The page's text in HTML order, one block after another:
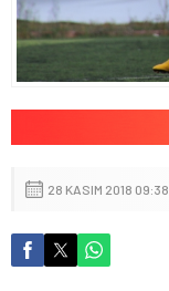
28 KASIM 2018 09:38